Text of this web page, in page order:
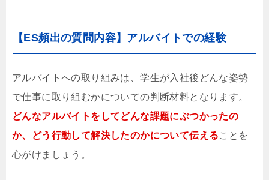
【ES頻出の質問内容】アルバイトでの経験
アルバイトへの取り組みは、学生が入社後どんな姿勢
で仕事に取り組むかについての判断材料となります。
どんなアルバイトをしてどんな課題にぶつかったの
か、どう行動して解決したのかについて伝えることを
心がけましょう。